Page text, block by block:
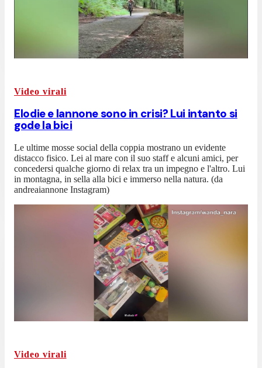
Video virali
Elodie e Iannone sono in crisi? Lui intanto si
gode la bici
Le ultime mosse social della coppia mostrano un evidente
distacco fisico. Lei al mare con il suo staff e alcuni amici, per
concedersi qualche giorno di relax tra un impegno e l'altro. Lui
in montagna, in sella alla bici e immerso nella natura. (da
andreaiannone Instagram)
Video virali